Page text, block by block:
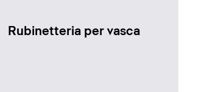
Rubinetteria per vasca